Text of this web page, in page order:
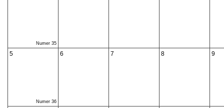
Numer 35
5
Numer 36
6 7 8 9